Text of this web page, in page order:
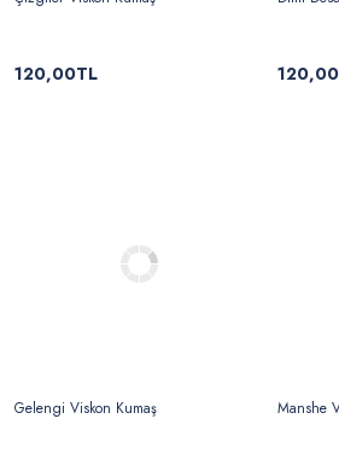
120,00TL
Gelengi Viskon Kumaş Manshe